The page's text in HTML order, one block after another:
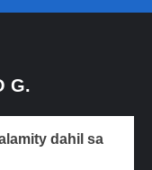
G.
dahil sa